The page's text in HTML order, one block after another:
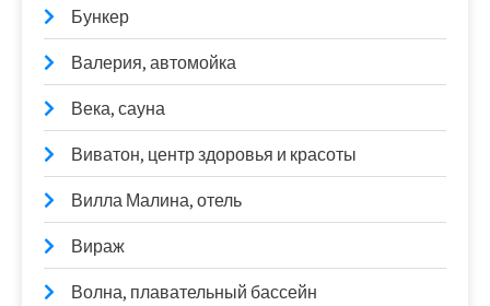
Бункер
Валерия, автомойка
Века, сауна
Виватон, центр здоровья и красоты
Вилла Малина, отель
Вираж
Волна, плавательный бассейн